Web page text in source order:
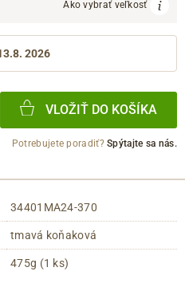
Ako vybrať veľkosť
2026
VLOŽIŤ DO KOŠÍKA
Potrebujete poradiť?Spýtajte sa nás.
34401MA24-370
tmavá koňaková
475g (1 ks)